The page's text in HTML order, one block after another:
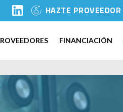
HAZTE PROVEEDOR
FINANCIACIÓN